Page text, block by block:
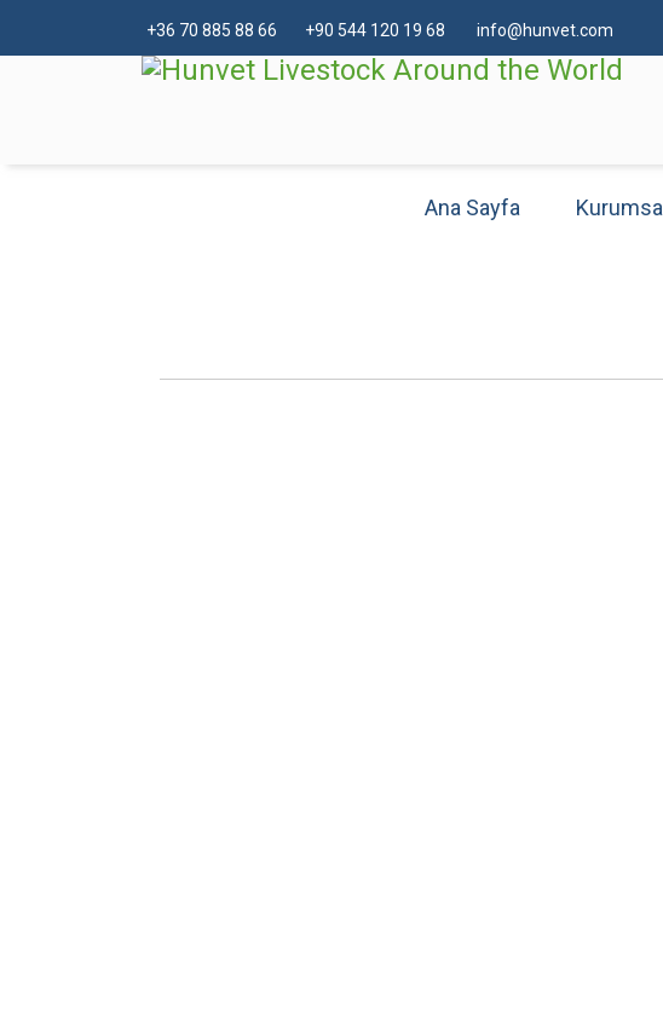
+36 70 885 88 66 +90 544 120 19 68 info@hunvet.com
Ana Sayfa Kurumsal